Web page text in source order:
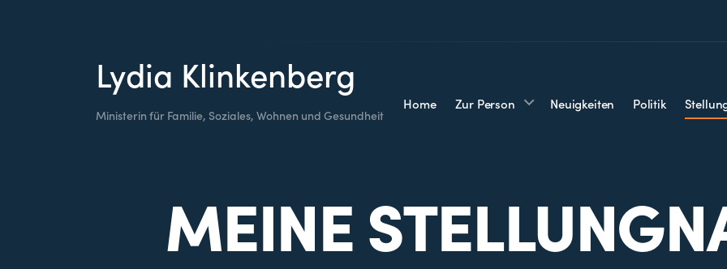
Lydia Klinkenberg
Ministerin für Familie, Soziales, Wohnen und Gesundheit
Home Zur Person Neuigkeiten Politik
MEINE